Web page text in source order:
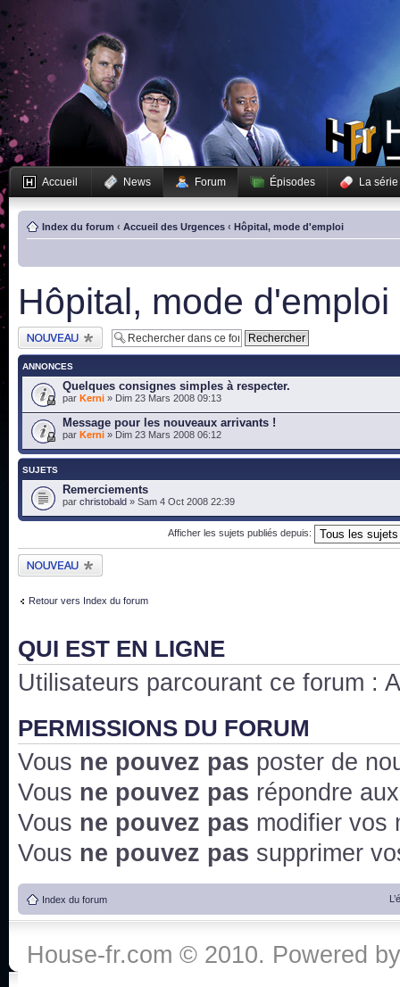
Accueil News Forum Épisodes La série
Index du forum ‹ Accueil des Urgences ‹ Hôpital, mode d'emploi
Hôpital, mode d'emploi
Publier un nouveau
sujet
ANNONCES
Quelques consignes simples à respecter.
par Kerni » Dim 23 Mars 2008 09:13
Message pour les nouveaux arrivants !
par Kerni » Dim 23 Mars 2008 06:12
SUJETS
Remerciements
par christobald » Sam 4 Oct 2008 22:39
Afficher les sujets publiés depuis:
Publier un nouveau
sujet
Retour vers Index du forum
QUI EST EN LIGNE
Utilisateurs parcourant ce forum :
PERMISSIONS DU FORUM
Vous ne pouvez pas poster de
Vous ne pouvez pas répondre
Vous ne pouvez pas modifier vos
Vous ne pouvez pas supprimer
Index du forum
House-fr.com © 2010. Powered